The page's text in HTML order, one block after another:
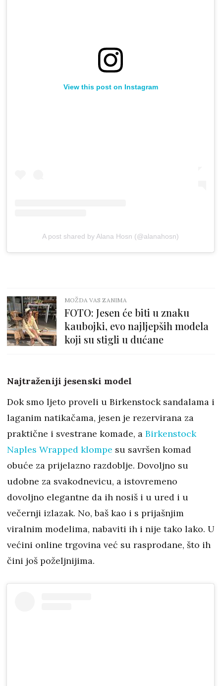
View this post on Instagram
A post shared by Alana Hosn (@alanahosn)
MOŽDA VAS ZANIMA
FOTO: Jesen će biti u znaku
kaubojki, evo najljepših modela
koji su stigli u dućane
Najtraženiji jesenski model
Dok smo ljeto proveli u Birkenstock sandalama i
laganim natikačama, jesen je rezervirana za
praktične i svestrane komade, a Birkenstock
Naples Wrapped klompe su savršen komad
obuće za prijelazno razdoblje. Dovoljno su
udobne za svakodnevicu, a istovremeno
dovoljno elegantne da ih nosiš i u ured i u
večernji izlazak. No, baš kao i s prijašnjim
viralnim modelima, nabaviti ih i nije tako lako. U
većini online trgovina već su rasprodane, što ih
čini još poželjnijima.